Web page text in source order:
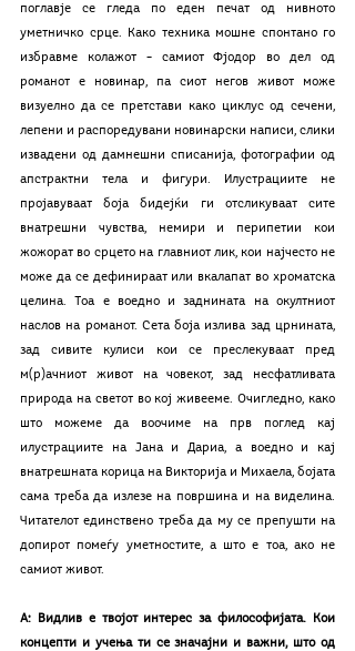
поглавје се гледа по еден печат од нивното
уметничко срце. Како техника мошне спонтано го
избравме колажот – самиот Фјодор во дел од
романот е новинар, па сиот негов живот може
визуелно да се претстави како циклус од сечени,
лепени и распоредувани новинарски написи, слики
извадени од дамнешни списанија, фотографии од
апстрактни тела и фигури. Илустрациите не
пројавуваат боја бидејќи ги отсликуваат сите
внатрешни чувства, немири и перипетии кои
жожорат во срцето на главниот лик, кои најчесто не
може да се дефинираат или вкалапат во хроматска
целина. Тоа е воедно и заднината на окултниот
наслов на романот. Сета боја излива зад црнината,
зад сивите кулиси кои се преслекуваат пред
м(р)ачниот живот на човекот, зад несфатливата
природа на светот во кој живееме. Очигледно, како
што можеме да воочиме на прв поглед кај
илустрациите на Јана и Дариа, а воедно и кај
внатрешната корица на Викторија и Михаела, бојата
сама треба да излезе на површина и на виделина.
Читателот единствено треба да му се препушти на
допирот помеѓу уметностите, а што е тоа, ако не
самиот живот.
А: Видлив е твојот интерес за философијата. Кои
концепти и учења ти се значајни и важни, што од